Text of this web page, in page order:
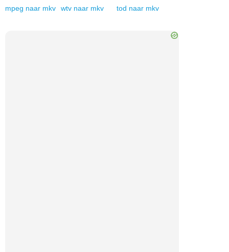
mpeg naar mkv wtv naar mkv tod naar mkv